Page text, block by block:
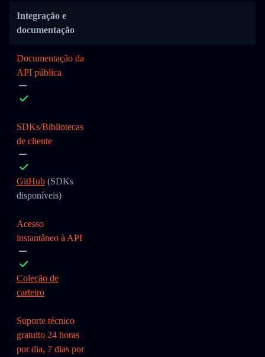
Integração e
documentação
Documentação da
API pública
SDKs/Bibliotecas
de cliente
GitHub (SDKs
disponíveis)
Acesso
instantâneo à API
Coleção de
carteiro
Suporte técnico
gratuito 24 horas
por dia, 7 dias por